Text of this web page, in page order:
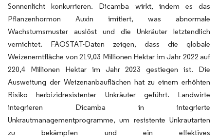
Sonnenlicht konkurrieren. Dicamba wirkt, indem es das
Pflanzenhormon Auxin imitiert, was abnormale
Wachstumsmuster auslöst und die Unkräuter letztendlich
vernichtet. FAOSTAT-Daten zeigen, dass die globale
Weizenerntfläche von 219,03 Millionen Hektar im Jahr 2022 auf
220,4 Millionen Hektar im Jahr 2023 gestiegen ist. Die
Ausweitung der Weizenanbauflächen hat zu einem erhöhten
Risiko herbizidresistenter Unkräuter geführt. Landwirte
integrieren Dicamba in integrierte
Unkrautmanagementprogramme, um resistente Unkrautarten
zu bekämpfen und ein effektives